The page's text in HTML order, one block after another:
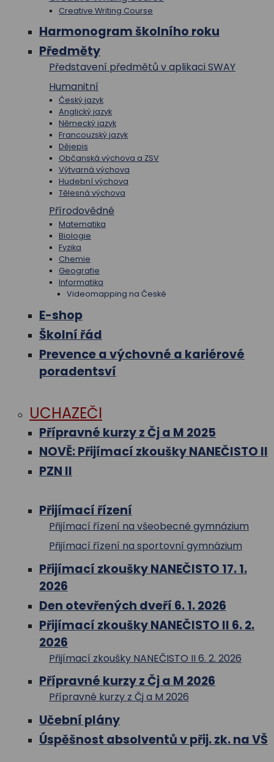
Creative Writing Course
Harmonogram školního roku
Předměty
Představení předmětů v aplikaci SWAY
Humanitní
Český jazyk
Anglický jazyk
Německý jazyk
Francouzský jazyk
Dějepis
Občanská výchova a ZSV
Výtvarná výchova
Hudební výchova
Tělesná výchova
Přírodovědné
Matematika
Biologie
Fyzika
Chemie
Geografie
Informatika
Videomapping na České
E-shop
Školní řád
Prevence a výchovné a kariérové
poradentsví
UCHAZEČI
Přípravné kurzy z Čj a M 2025
NOVĚ: Přijímací zkoušky NANEČISTO II
PZN II
Přijímací řízení
Přijímací řízení na všeobecné gymnázium
Přijímací řízení na sportovní gymnázium
Přijímací zkoušky NANEČISTO 17. 1.
2026
Den otevřených dveří 6. 1. 2026
Přijímací zkoušky NANEČISTO II 6. 2.
2026
Přijímací zkoušky NANEČISTO II 6. 2. 2026
Přípravné kurzy z Čj a M 2026
Přípravné kurzy z Čj a M 2026
Učební plány
Úspěšnost absolventů v přij. zk. na VŠ